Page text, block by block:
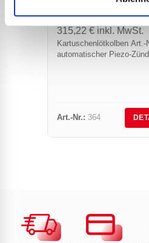
262,68€ zzgl. MwSt.
315,22 € inkl. MwSt.
Kartuschenlötkolben Art.-
automatischer Piezo-
Art.-Nr.: 364